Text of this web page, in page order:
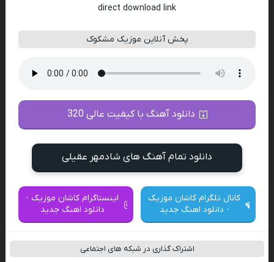
direct download link
پخش آنلاین موزیک مشکوک
دانلود آهنگ با کیفیت عالی 320
دانلود تمام آهنگ های شادمهر عقیلی
کانال تلگرام کاشان موزیک
- دانلود اهنگ جدید
اینستاگرام کاشان موزیک -
دانلود اهنگ جدید
اشتراک گذاری در شبکه های اجتماعی